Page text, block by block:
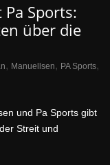
Sports:
über die
, Manuellsen, PA Sports,
und Pa Sports gibt
Streit und